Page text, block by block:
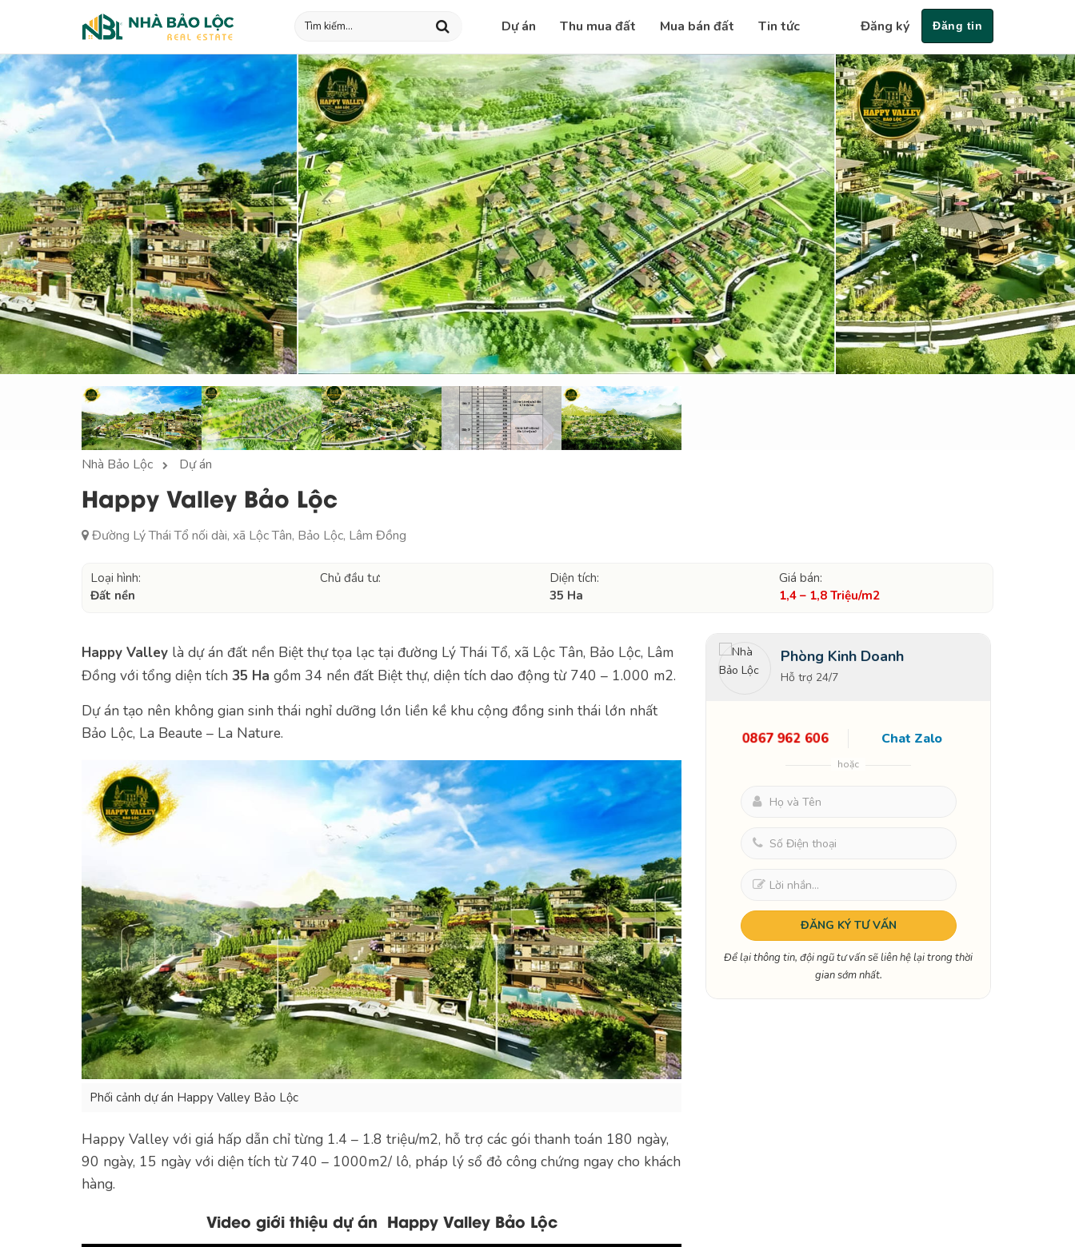
Dự án Thu mua đất Mua bán đất Tin tức Đăng ký Đăng tin
Nhà Bảo Lộc Dự án
Happy Valley Bảo Lộc
Đường Lý Thái Tổ nối dài, xã Lộc Tân, Bảo Lộc, Lâm Đồng
Loại hình:
Đất nền
Chủ đầu tư:
Diện tích:
35 Ha
Giá bán:
1,4 – 1,8 Triệu/m2
Happy Valley là dự án đất nền Biệt thự tọa lạc tại đường Lý Thái Tổ, xã Lộc Tân, Bảo Lộc, Lâm
Đồng với tổng diện tích 35 Ha gồm 34 nền đất Biệt thự, diện tích dao động từ 740 – 1.000 m2.
Dự án tạo nên không gian sinh thái nghỉ dưỡng lớn liền kề khu cộng đồng sinh thái lớn nhất
Bảo Lộc, La Beaute – La Nature.
Phối cảnh dự án Happy Valley Bảo Lộc
Happy Valley với giá hấp dẫn chỉ từng 1.4 – 1.8 triệu/m2, hỗ trợ các gói thanh toán 180 ngày,
90 ngày, 15 ngày với diện tích từ 740 – 1000m2/ lô, pháp lý sổ đỏ công chứng ngay cho khách
hàng.
Video giới thiệu dự án Happy Valley Bảo Lộc
Phòng Kinh Doanh
Hỗ trợ 24/7
0867 962 606 Chat Zalo
hoặc
Để lại thông tin, đội ngũ tư vấn sẽ liên hệ lại trong thời
gian sớm nhất.